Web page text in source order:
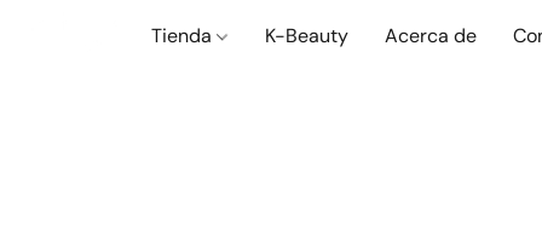
Tienda K-Beauty Acerca de